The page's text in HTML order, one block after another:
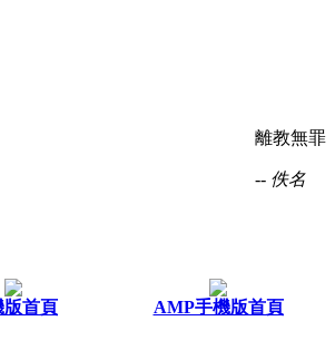
離教無罪
-- 佚名
版首頁 AMP手機版首頁